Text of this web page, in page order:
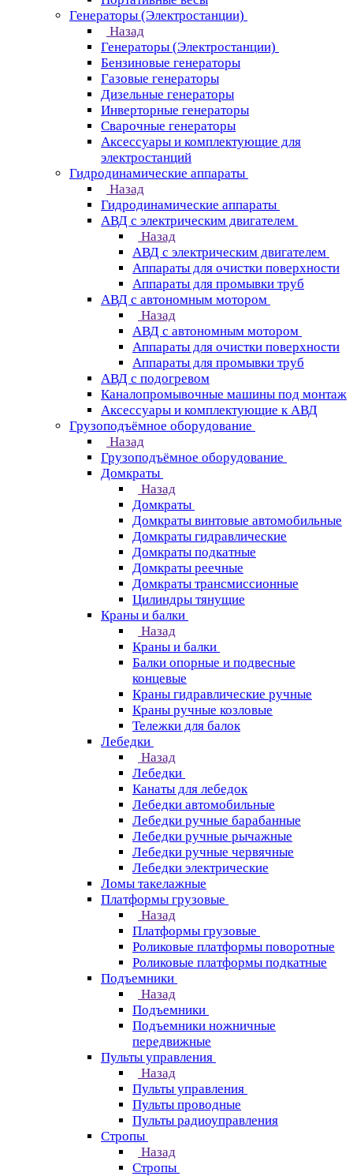
Генераторы (Электростанции)
Назад
Генераторы (Электростанции)
Бензиновые генераторы
Газовые генераторы
Дизельные генераторы
Инверторные генераторы
Сварочные генераторы
Аксессуары и комплектующие для
электростанций
Гидродинамические аппараты
Назад
Гидродинамические аппараты
АВД с электрическим двигателем
Назад
АВД с электрическим двигателем
Аппараты для очистки поверхности
Аппараты для промывки труб
АВД с автономным мотором
Назад
АВД с автономным мотором
Аппараты для очистки поверхности
Аппараты для промывки труб
АВД с подогревом
Каналопромывочные машины под монтаж
Аксессуары и комплектующие к АВД
Грузоподъёмное оборудование
Назад
Грузоподъёмное оборудование
Домкраты
Назад
Домкраты
Домкраты винтовые автомобильные
Домкраты гидравлические
Домкраты подкатные
Домкраты реечные
Домкраты трансмиссионные
Цилиндры тянущие
Краны и балки
Назад
Краны и балки
Балки опорные и подвесные
концевые
Краны гидравлические ручные
Краны ручные козловые
Тележки для балок
Лебедки
Назад
Лебедки
Канаты для лебедок
Лебедки автомобильные
Лебедки ручные барабанные
Лебедки ручные рычажные
Лебедки ручные червячные
Лебедки электрические
Ломы такелажные
Платформы грузовые
Назад
Платформы грузовые
Роликовые платформы поворотные
Роликовые платформы подкатные
Подъемники
Назад
Подъемники
Подъемники ножничные
передвижные
Пульты управления
Назад
Пульты управления
Пульты проводные
Пульты радиоуправления
Стропы
Назад
Стропы